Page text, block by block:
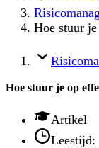
Hoe stuur
Hoe stuur je op
Artikel
Leestijd: